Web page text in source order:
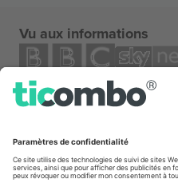
Vu aux informations